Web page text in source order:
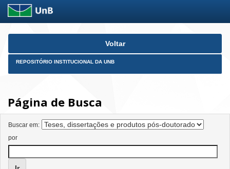
Skip
Voltar
REPOSITÓRIO INSTITUCIONAL DA UNB
Página de Busca
Buscar em:
por